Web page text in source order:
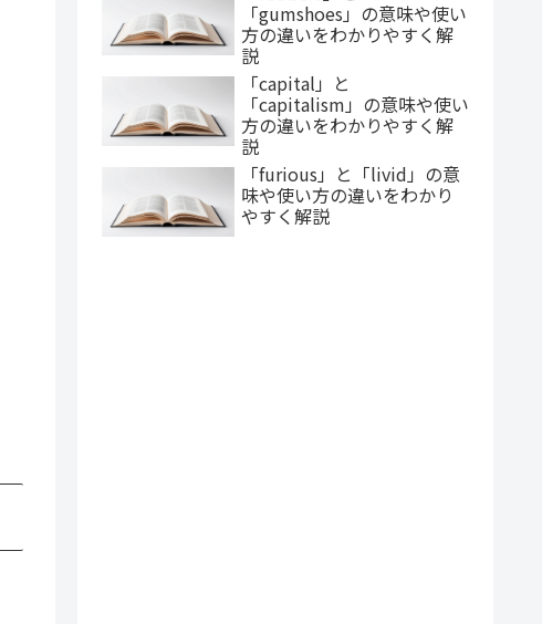
「gumshoes」の意味や使い
方の違いをわかりやすく解
説
「capital」と
「capitalism」の意味や使い
方の違いをわかりやすく解
説
「furious」と「livid」の意
味や使い方の違いをわかり
やすく解説